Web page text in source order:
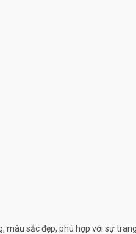
sắc đẹp, phù hợp với sự